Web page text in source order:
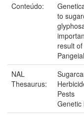
Conteúdo:
to
result
NAL
Thesaurus:
Pests
Genetic